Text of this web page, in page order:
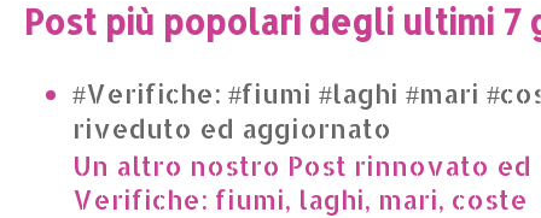
Post più popolari degli ultimi 7
#Verifiche: #fiumi #laghi #mari
riveduto ed aggiornato
Un altro nostro Post rinnovato
Verifiche: fiumi, laghi, mari, coste